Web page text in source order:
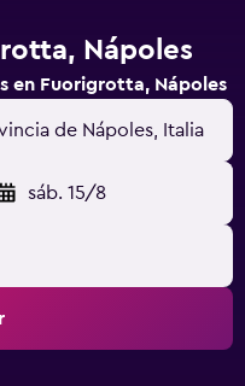
Nápoles
en Fuorigrotta, Nápoles
de Nápoles, Italia
sáb. 15/8